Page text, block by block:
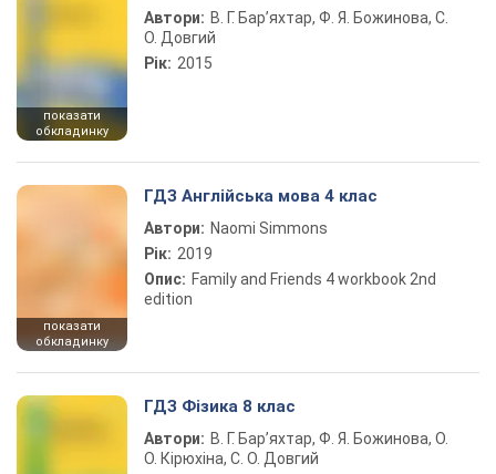
показати
обкладинку
Автори: В. Г. Бар’яхтар, Ф. Я. Божинова, С.
О. Довгий
Рік: 2015
показати
обкладинку
ГДЗ Англійська мова 4 клас
Автори: Naomi Simmons
Рік: 2019
Опис: Family and Friends 4 workbook 2nd
edition
ГДЗ Фізика 8 клас
Автори: В. Г. Бар’яхтар, Ф. Я. Божинова, О.
О. Кірюхіна, С. О. Довгий